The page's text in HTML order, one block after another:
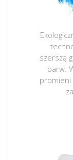
szerszą
barw.
promieni